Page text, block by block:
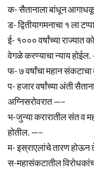
क- सैतानाला बांधून
ड- द्वितीयागमनाचा १ ला
ई- १००० वर्षांच्या राज्यात
वेगळे करण्याचा न्याय
फ- ७ वर्षांचा महान
प- हजार वर्षांच्या अंती
अग्निसरोवरात —–
भ-जुन्या करारातील संत व
होतील. —–
म- इस्राएलांचे तारण
स-महासंकटातील